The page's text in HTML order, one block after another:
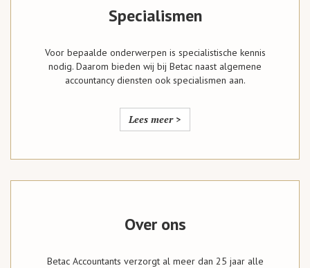
Specialismen
Voor bepaalde onderwerpen is specialistische kennis
nodig. Daarom bieden wij bij Betac naast algemene
accountancy diensten ook specialismen aan.
Lees meer >
Over ons
Betac Accountants verzorgt al meer dan 25 jaar alle